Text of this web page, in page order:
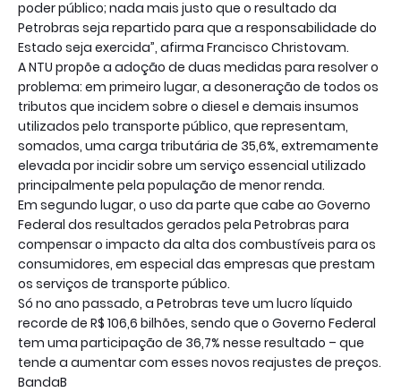
poder público; nada mais justo que o resultado da
Petrobras seja repartido para que a responsabilidade do
Estado seja exercida”, afirma Francisco Christovam.
A NTU propõe a adoção de duas medidas para resolver o
problema: em primeiro lugar, a desoneração de todos os
tributos que incidem sobre o diesel e demais insumos
utilizados pelo transporte público, que representam,
somados, uma carga tributária de 35,6%, extremamente
elevada por incidir sobre um serviço essencial utilizado
principalmente pela população de menor renda.
Em segundo lugar, o uso da parte que cabe ao Governo
Federal dos resultados gerados pela Petrobras para
compensar o impacto da alta dos combustíveis para os
consumidores, em especial das empresas que prestam
os serviços de transporte público.
Só no ano passado, a Petrobras teve um lucro líquido
recorde de R$ 106,6 bilhões, sendo que o Governo Federal
tem uma participação de 36,7% nesse resultado – que
tende a aumentar com esses novos reajustes de preços.
BandaB